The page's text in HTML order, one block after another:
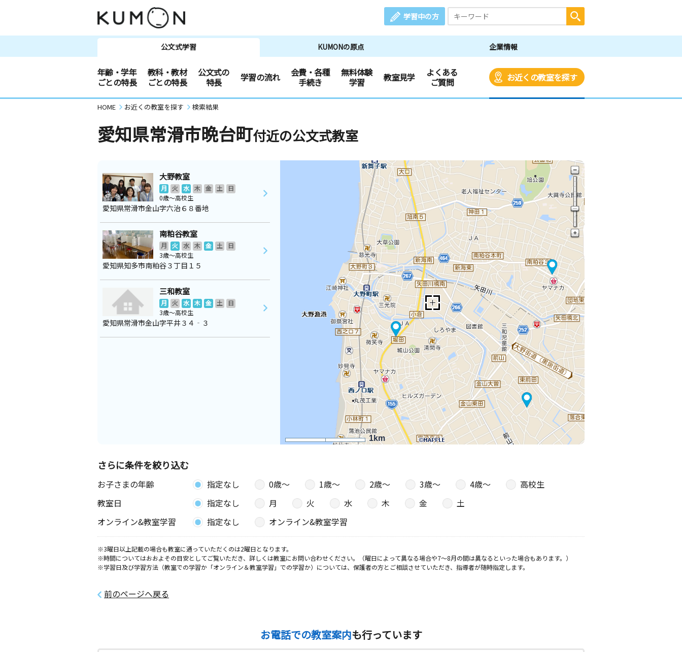
学習中の方
公文式学習 KUMONの原点 企業情報
年齢・学年
ごとの特長
教科・教材
ごとの特長
公文式の
特長
学習の流れ
会費・各種
手続き
無料体験
学習
教室見学
よくある
ご質問
お近くの教室を探す
HOME お近くの教室を探す 検索結果
愛知県常滑市晩台町付近の公文式教室
1km
大野教室
月 火 水 木 金 土
日
0歳～高校生
愛知県常滑市金山字六治６８番地
南粕谷教室
月 火 水 木 金 土
日
3歳～高校生
愛知県知多市南粕谷３丁目１５
三和教室
月 火 水 木 金 土
日
3歳～高校生
愛知県常滑市金山字平井３４‐３
さらに条件を絞り込む
お子さまの年齢 指定なし 0歳〜 1歳〜 2歳〜 3歳〜 4歳〜
高校生
教室日
指定なし 月 火 水 木 金
土
オンライン&教室学習
指定なし オンライン&教室学習
※3曜日以上記載の場合も教室に通っていただくのは2曜日となります。
※時間についてはおおよその目安としてご覧いただき、詳しくは教室にお問い合わせください。（曜日によって異なる場合や7～8月の間は異なるといった場合もあります。）
※学習日及び学習方法（教室での学習か「オンライン＆教室学習」での学習か）については、保護者の方とご相談させていただき、指導者が随時指定します。
前のページへ戻る
お電話での教室案内も行っています